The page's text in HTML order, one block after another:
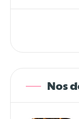
Nos